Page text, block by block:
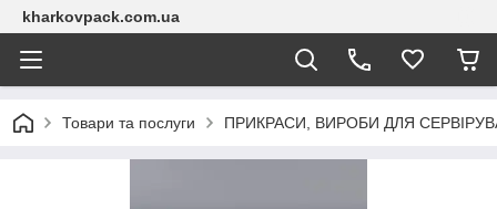
kharkovpack.com.ua
Товари та послуги ПРИКРАСИ, ВИРОБИ ДЛЯ